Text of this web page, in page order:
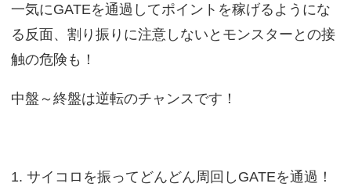
一気にGATEを通過してポイントを稼げるようにな
る反面、割り振りに注意しないとモンスターとの接
触の危険も！
中盤～終盤は逆転のチャンスです！
1. サイコロを振ってどんどん周回しGATEを通過！